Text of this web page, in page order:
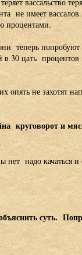
не имеет
процентами.
теперь попробуют
в 30 цать процентов
опять не захотят
круговорот и
нет надо качаться и
суть.